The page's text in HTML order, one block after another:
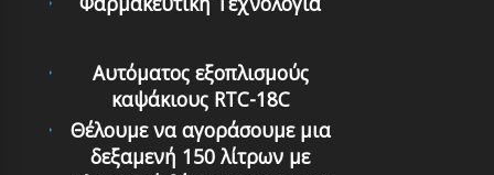
Αυτόματoς εξoπλισμoύς
καψάκιoυς RTC-18C
Θέλουμε να αγοράσουμε μια
δεξαμενή 150 λίτρων με